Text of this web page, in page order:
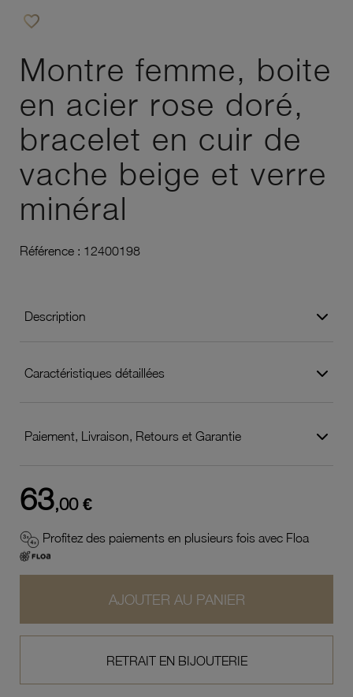
favorite_border
Montre femme, boite
en acier rose doré,
bracelet en cuir de
vache beige et verre
minéral
Référence : 12400198
Description
Caractéristiques détaillées
Paiement, Livraison, Retours et Garantie
63,00 €
Profitez des paiements en plusieurs fois avec Floa
AJOUTER AU PANIER
RETRAIT EN BIJOUTERIE